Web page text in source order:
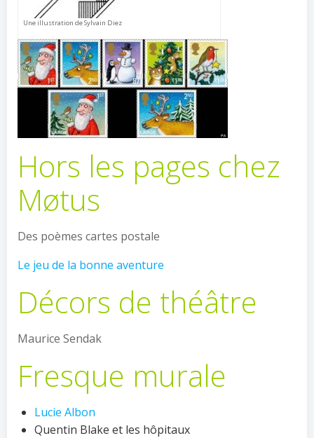
Une illustration de Sylvain Diez
Hors les pages chez
Møtus
Des poèmes cartes postale
Le jeu de la bonne aventure
Décors de théâtre
Maurice Sendak
Fresque murale
Lucie Albon
Quentin Blake et les hôpitaux